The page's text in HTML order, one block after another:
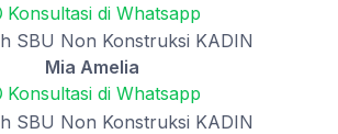
Konsultasi di Whatsapp
Mia Amelia
Konsultasi di Whatsapp